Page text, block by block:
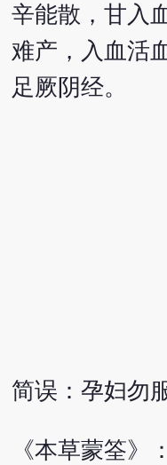
辛能散，甘入
难产，入血活
足厥阴经。
简误：孕妇勿服
《本草蒙筌